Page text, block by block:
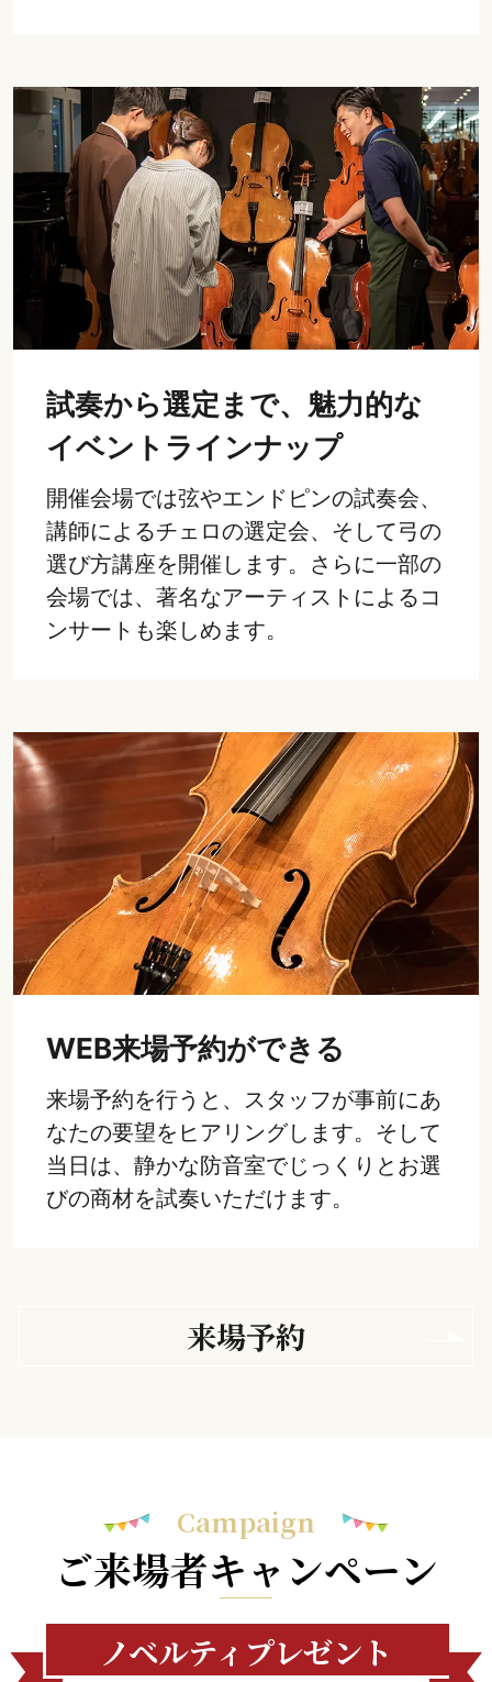
試奏から選定まで、魅力的な
イベントラインナップ
開催会場では弦やエンドピンの試奏会、
講師によるチェロの選定会、そして弓の
選び方講座を開催します。さらに一部の
会場では、著名なアーティストによるコ
ンサートも楽しめます。
WEB来場予約ができる
来場予約を行うと、スタッフが事前にあ
なたの要望をヒアリングします。そして
当日は、静かな防音室でじっくりとお選
びの商材を試奏いただけます。
来場予約
Campaign
ご来場者キャンペーン
ノベルティプレゼント